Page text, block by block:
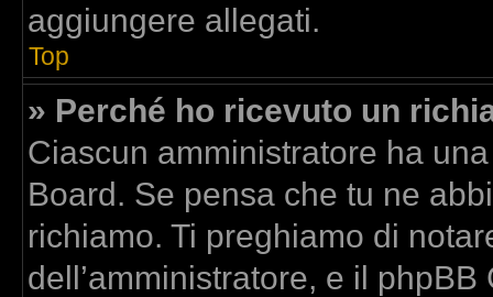
aggiungere allegati.
Top
» Perché ho ricevuto un
Ciascun amministratore ha
Board. Se pensa che tu ne
richiamo. Ti preghiamo di
dell’amministratore, e il